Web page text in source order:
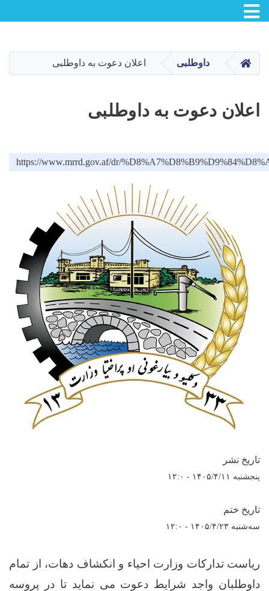
main
content
صفحه اصلیداوطلبی اعلان دعوت به داوطلبی
اعلان دعوت به داوطلبی
https://www.mrrd.gov.af/dr/
تاریخ نشر
پنجشنبه ۱۴۰۵/۴/۱۱ - ۱۲:۰
تاریخ ختم
سه‌شنبه ۱۴۰۵/۴/۲۳ - ۱۲:۰
ریاست تدارکات وزارت احیاء و انکشاف دهات، از تمام
داوطلبان واجد شرایط دعوت می نماید تا در پروسه